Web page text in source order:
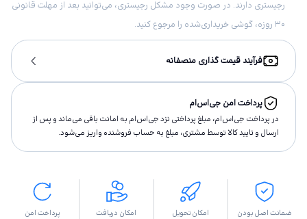
رجیستری دارند. در صورت وجود مشکل رجیستری، می‌توانید بعد از مهلت قانونی
۳۰ روزه، گوشی خریداری‌شده را مرجوع کنید.
فرآیند قیمت گذاری منصفانه
پرداخت امن جی‌اس‌ام
در پرداخت جی‌اس‌ام، مبلغ پرداختى نزد جی‌اس‌ام به امانت باقى مى‌ماند و پس از
ارسال و تاييد كالا توسط مشتری، مبلغ به حساب فروشنده واريز مى‌شود.
ضمانت اصل بودن
امکان تحویل
امکان دریافت
پرداخت امن